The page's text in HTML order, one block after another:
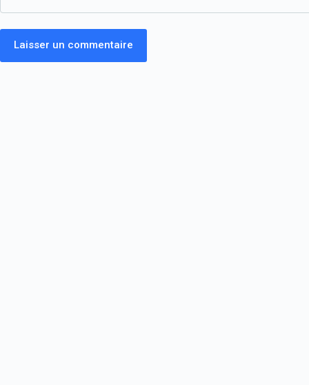
Laisser un commentaire